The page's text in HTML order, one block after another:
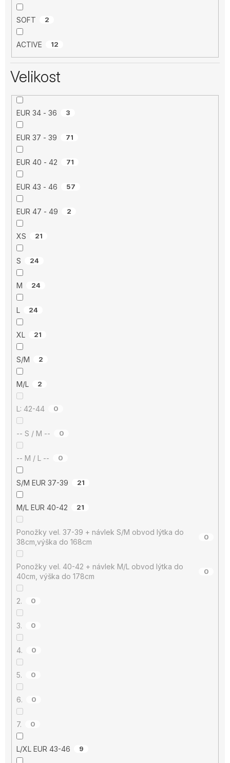
SOFT 2
ACTIVE 12
Velikost
EUR 34 - 36 3
EUR 37 - 39 71
EUR 40 - 42 71
EUR 43 - 46 57
EUR 47 - 49 2
XS 21
S 24
M 24
L 24
XL 21
S/M 2
M/L 2
L: 42-44 0
-- S / M -- 0
-- M / L -- 0
S/M EUR 37-39 21
M/L EUR 40-42 21
Ponožky vel. 37-39 + návlek S/M obvod lýtka do
38cm,výška do 168cm
0
Ponožky vel. 40-42 + návlek M/L obvod lýtka do
40cm, výška do 178cm
0
2. 0
3. 0
4. 0
5. 0
6. 0
7. 0
L/XL EUR 43-46 9